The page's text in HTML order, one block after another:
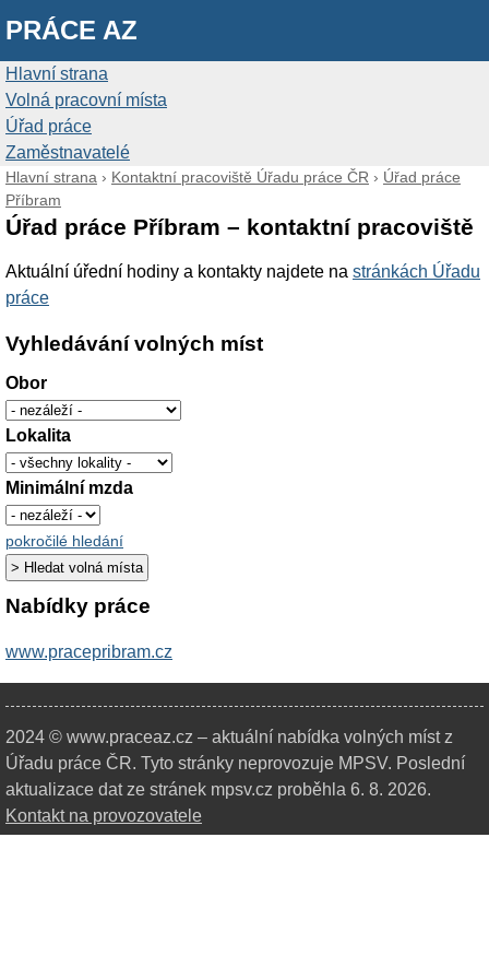
PRÁCE AZ
Hlavní strana
Volná pracovní místa
Úřad práce
Zaměstnavatelé
Hlavní strana › Kontaktní pracoviště Úřadu práce ČR › Úřad práce
Příbram
Úřad práce Příbram – kontaktní pracoviště
Aktuální úřední hodiny a kontakty najdete na stránkách Úřadu
práce
Vyhledávání volných míst
Obor
Lokalita
Minimální mzda
pokročilé hledání
Nabídky práce
www.pracepribram.cz
2024 © www.praceaz.cz – aktuální nabídka volných míst z
Úřadu práce ČR. Tyto stránky neprovozuje MPSV. Poslední
aktualizace dat ze stránek mpsv.cz proběhla 6. 8. 2026.
Kontakt na provozovatele